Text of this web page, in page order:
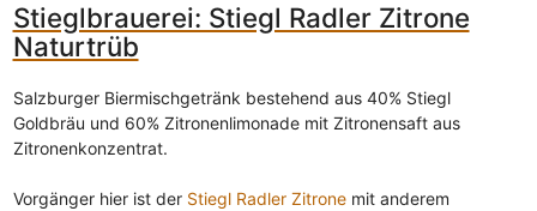
Stieglbrauerei: Stiegl Radler Zitrone
Naturtrüb
Salzburger Biermischgetränk bestehend aus 40% Stiegl
Goldbräu und 60% Zitronenlimonade mit Zitronensaft aus
Zitronenkonzentrat.
Vorgänger hier ist der Stiegl Radler Zitronemit anderem